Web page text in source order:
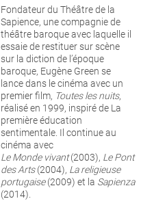
Fondateur du Théâtre de la
Sapience, une compagnie de
théâtre baroque avec laquelle il
essaie de restituer sur scène
sur la diction de l’époque
baroque, Eugène Green se
lance dans le cinéma avec un
premier film, Toutes les nuits,
réalisé en 1999, inspiré de La
première éducation
sentimentale. Il continue au
cinéma avec
Le Monde vivant(2003), Le Pont
des Arts(2004), La religieuse
portugaise(2009) et la Sapienza
(2014).